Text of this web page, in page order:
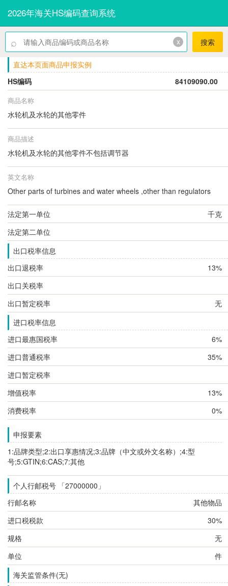
2026年海关HS编码查询系统
⌕ x 搜索
直达本页面商品申报实例
HS编码
84109090.00
商品名称
水轮机及水轮的其他零件
商品描述
水轮机及水轮的其他零件不包括调节器
英文名称
Other parts of turbines and water wheels ,other than regulators
法定第一单位
千克
法定第二单位
出口税率信息
出口退税率
13%
出口关税率
出口暂定税率
无
进口税率信息
进口最惠国税率
6%
进口普通税率
35%
进口暂定税率
增值税率
13%
消费税率
0%
申报要素
1:品牌类型;2:出口享惠情况;3:品牌（中文或外文名称）;4:型
号;5:GTIN;6:CAS;7:其他
个人行邮税号 「27000000」
行邮名称
其他物品
进口税税款
30%
规格
无
单位
件
海关监管条件(无)